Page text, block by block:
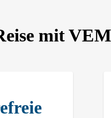
mit